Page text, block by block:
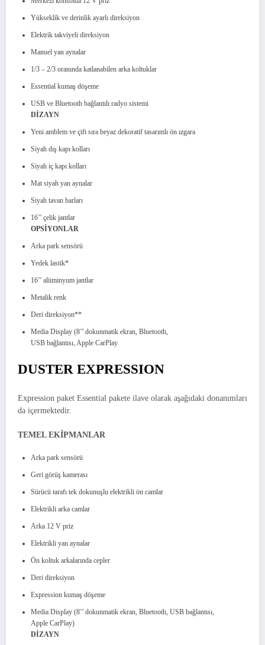
Yükseklik ve derinlik ayarlı direksiyon
Elektrik takviyeli direksiyon
Manuel yan aynalar
1/3 – 2/3 oranında katlanabilen arka koltuklar
Essential kumaş döşeme
USB ve Bluetooth bağlantılı radyo sistemi
DİZAYN
Yeni amblem ve çift sıra beyaz dekoratif tasarımlı ön ızgara
Siyah dış kapı kolları
Siyah iç kapı kolları
Mat siyah yan aynalar
Siyah tavan barları
16’’ çelik jantlar
OPSİYONLAR
Arka park sensörü
Yedek lastik*
16’’ alüminyum jantlar
Metalik renk
Deri direksiyon**
Media Display (8’’ dokunmatik ekran, Bluetooth,
USB bağlantısı, Apple CarPlay
DUSTER EXPRESSION
Expression paket Essential pakete ilave olarak aşağıdaki donanımları
da içermektedir.
TEMEL EKİPMANLAR
Arka park sensörü
Geri görüş kamerası
Sürücü tarafı tek dokunuşlu elektrikli ön camlar
Elektrikli arka camlar
Arka 12 V priz
Elektrikli yan aynalar
Ön koltuk arkalarında cepler
Deri direksiyon
Expression kumaş döşeme
Media Display (8’’ dokunmatik ekran, Bluetooth, USB bağlantısı,
Apple CarPlay)
DİZAYN